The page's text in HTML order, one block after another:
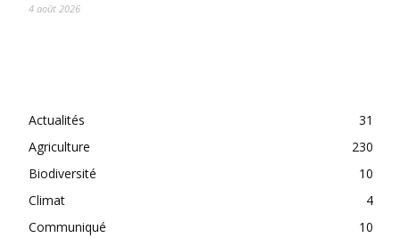
4 août 2026
Actualités
31
Agriculture
230
Biodiversité
10
Climat
4
Communiqué
10